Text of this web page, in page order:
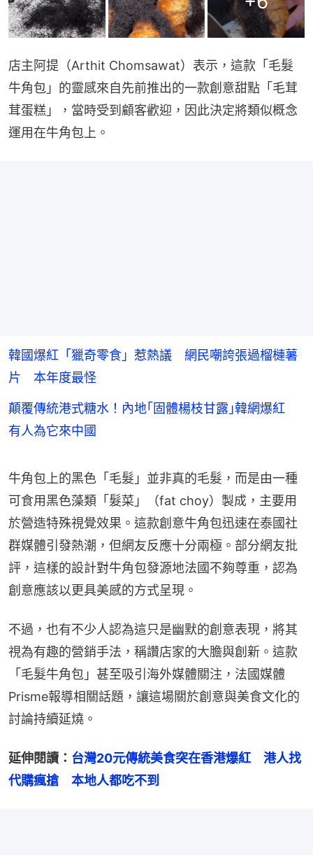
店主阿提（Arthit Chomsawat）表示，這款「毛髮
牛角包」的靈感來自先前推出的一款創意甜點「毛茸
茸蛋糕」，當時受到顧客歡迎，因此決定將類似概念
運用在牛角包上。
韓國爆紅「獵奇零食」惹熱議 網民嘲誇張過榴槤薯
片 本年度最怪
顛覆傳統港式糖水！內地｢固體楊枝甘露｣韓網爆紅
有人為它來中國
牛角包上的黑色「毛髮」並非真的毛髮，而是由一種
可食用黑色藻類「髮菜」（fat choy）製成，主要用
於營造特殊視覺效果。這款創意牛角包迅速在泰國社
群媒體引發熱潮，但網友反應十分兩極。部分網友批
評，這樣的設計對牛角包發源地法國不夠尊重，認為
創意應該以更具美感的方式呈現。
不過，也有不少人認為這只是幽默的創意表現，將其
視為有趣的營銷手法，稱讚店家的大膽與創新。這款
「毛髮牛角包」甚至吸引海外媒體關注，法國媒體
Prisme報導相關話題，讓這場關於創意與美食文化的
討論持續延燒。
延伸閱讀： 台灣20元傳統美食突在香港爆紅　港人找
代購瘋搶　本地人都吃不到